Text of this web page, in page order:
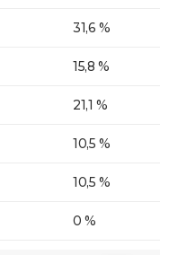
31,6 %
15,8 %
21,1 %
10,5 %
10,5 %
0 %